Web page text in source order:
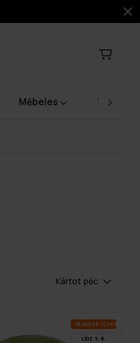
Mēbeles
Kārtot pēc
VA­SA­RAS IZ­SKA­ŅA
LĪDZ 9.8.